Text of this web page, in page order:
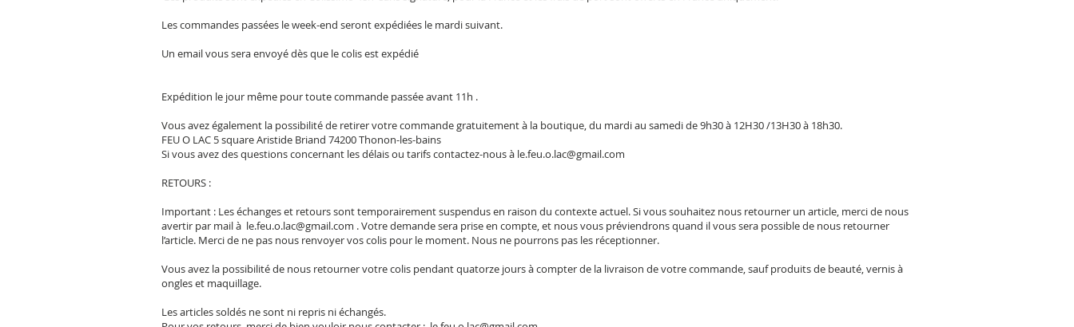
Les commandes passées le week-end seront expédiées le mardi suivant.
Un email vous sera envoyé dès que le colis est expédié
Expédition le jour même pour toute commande passée avant 11h .
Vous avez également la possibilité de retirer votre commande gratuitement à la boutique, du mardi au samedi de 9h30 à 12H30 /13H30 à 18h30.
FEU O LAC 5 square Aristide Briand 74200 Thonon-les-bains
Si vous avez des questions concernant les délais ou tarifs contactez-nous à le.feu.o.lac@gmail.com
RETOURS :
Important : Les échanges et retours sont temporairement suspendus en raison du contexte actuel. Si vous souhaitez nous retourner un article, merci de nous
avertir par mail à le.feu.o.lac@gmail.com . Votre demande sera prise en compte, et nous vous préviendrons quand il vous sera possible de nous retourner
l’article. Merci de ne pas nous renvoyer vos colis pour le moment. Nous ne pourrons pas les réceptionner.
Vous avez la possibilité de nous retourner votre colis pendant quatorze jours à compter de la livraison de votre commande, sauf produits de beauté, vernis à
ongles et maquillage.
Les articles soldés ne sont ni repris ni échangés.